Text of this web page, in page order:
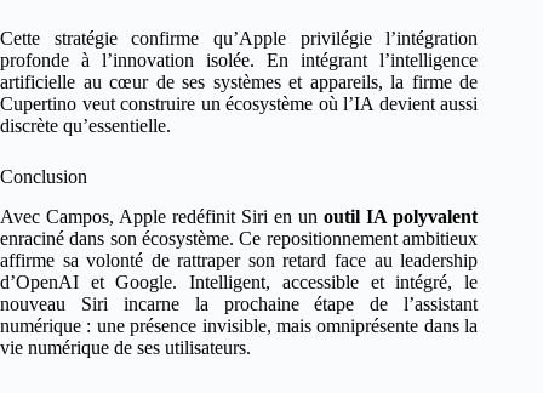
Cette stratégie confirme qu’Apple privilégie l’intégration
profonde à l’innovation isolée. En intégrant l’intelligence
artificielle au cœur de ses systèmes et appareils, la firme de
Cupertino veut construire un écosystème où l’IA devient aussi
discrète qu’essentielle.
Conclusion
Avec Campos, Apple redéfinit Siri en unoutil IA polyvalent
enraciné dans son écosystème. Ce repositionnement ambitieux
affirme sa volonté de rattraper son retard face au leadership
d’OpenAI et Google. Intelligent, accessible et intégré, le
nouveau Siri incarne la prochaine étape de l’assistant
numérique : une présence invisible, mais omniprésente dans la
vie numérique de ses utilisateurs.